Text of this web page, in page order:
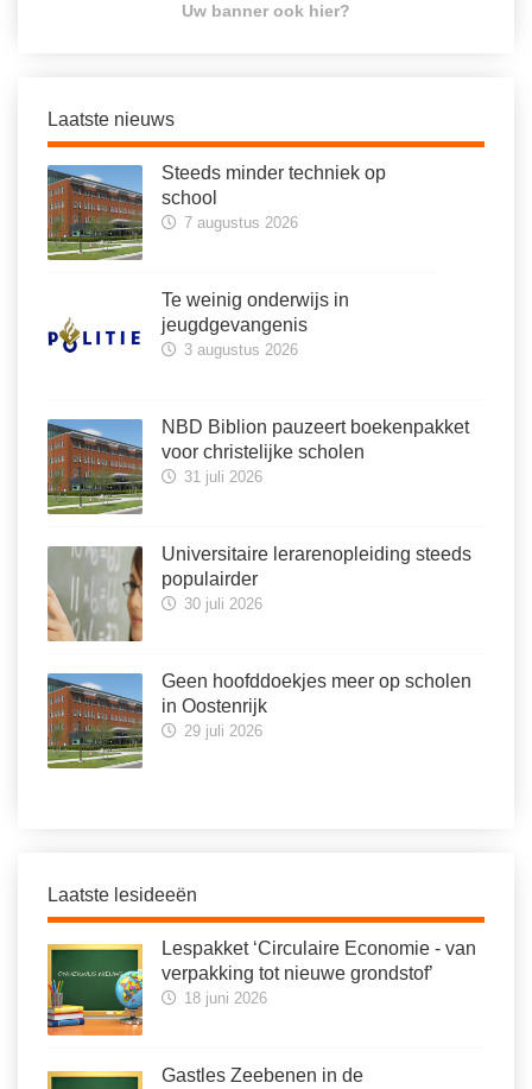
Uw banner ook hier?
Laatste nieuws
Steeds minder techniek op
school
7 augustus 2026
Te weinig onderwijs in
jeugdgevangenis
3 augustus 2026
NBD Biblion pauzeert boekenpakket
voor christelijke scholen
31 juli 2026
Universitaire lerarenopleiding steeds
populairder
30 juli 2026
Geen hoofddoekjes meer op scholen
in Oostenrijk
29 juli 2026
Laatste lesideeën
Lespakket ‘Circulaire Economie - van
verpakking tot nieuwe grondstof’
18 juni 2026
Gastles Zeebenen in de